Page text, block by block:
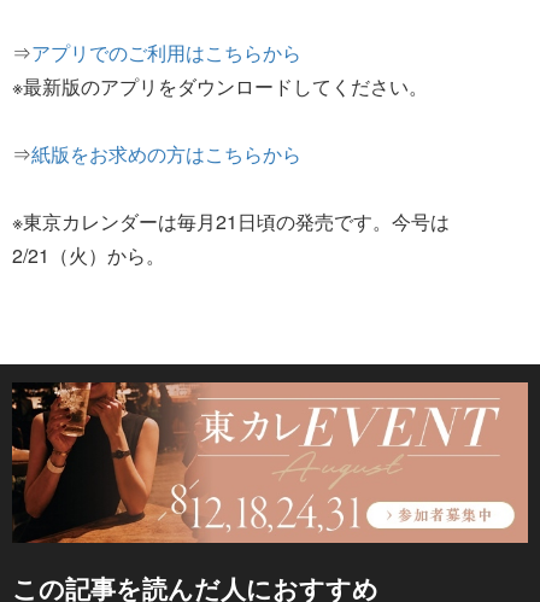
⇒アプリでのご利用はこちらから
※最新版のアプリをダウンロードしてください。
⇒紙版をお求めの方はこちらから
※東京カレンダーは毎月21日頃の発売です。今号は
2/21（火）から。
この記事を読んだ人におすすめ